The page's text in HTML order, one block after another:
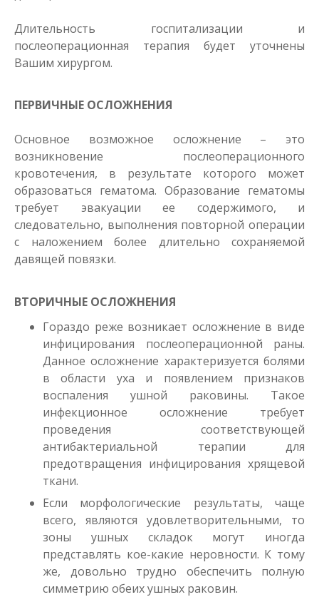
Длительность госпитализации и
послеоперационная терапия будет уточнены
Вашим хирургом.
ПЕРВИЧНЫЕ ОСЛОЖНЕНИЯ
Основное возможное осложнение – это
возникновение послеоперационного
кровотечения, в результате которого может
образоваться гематома. Образование гематомы
требует эвакуации ее содержимого, и
следовательно, выполнения повторной операции
с наложением более длительно сохраняемой
давящей повязки.
ВТОРИЧНЫЕ ОСЛОЖНЕНИЯ
Гораздо реже возникает осложнение в виде
инфицирования послеоперационной раны.
Данное осложнение характеризуется болями
в области уха и появлением признаков
воспаления ушной раковины. Такое
инфекционное осложнение требует
проведения соответствующей
антибактериальной терапии для
предотвращения инфицирования хрящевой
ткани.
Если морфологические результаты, чаще
всего, являются удовлетворительными, то
зоны ушных складок могут иногда
представлять кое-какие неровности. К тому
же, довольно трудно обеспечить полную
симметрию обеих ушных раковин.